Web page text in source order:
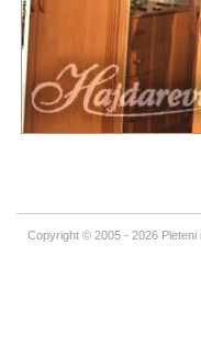
Copyright © 2005 - 2026